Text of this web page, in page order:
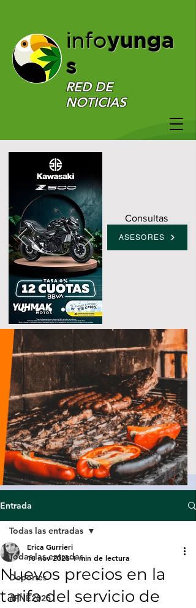
infoyunga
s
RED DE
NOTICIAS
Consultas
ASESORES
Entrada
Todas las entradas
Deportes
#FNE2025
Todas las entradas
Nuevos precios en la
tarifa del servicio de
Erica Gurrieri
18 nov 2025 1 min de lectura